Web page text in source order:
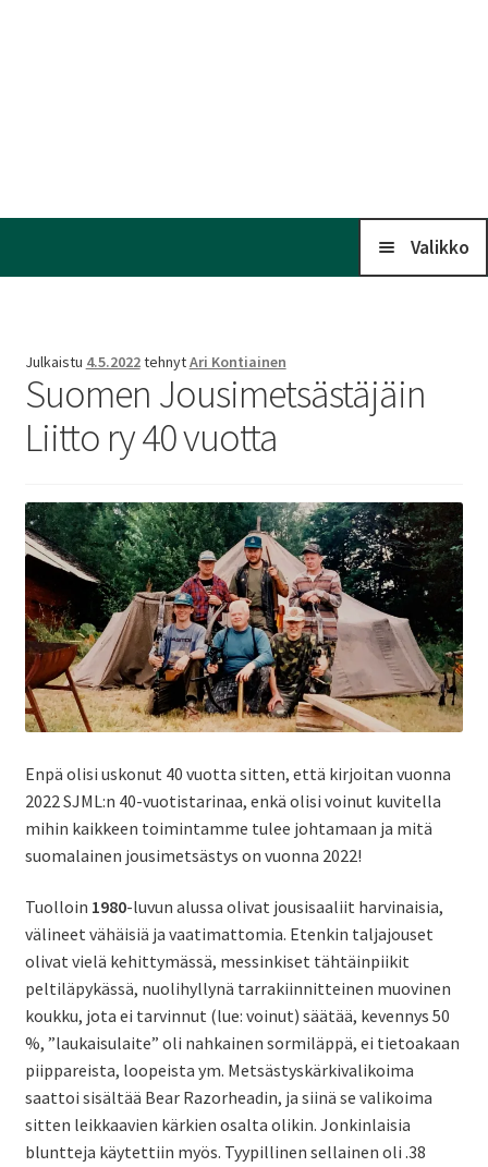
Valikko
Kalenteri
Metsästys
Materiaali
Forum
Linkit
Jäsenyys
Palaute
SV
EN
Julkaistu 4.5.2022tehnytAri Kontiainen
Suomen Jousimetsästäjäin
Liitto ry 40 vuotta
Enpä olisi uskonut 40 vuotta sitten, että kirjoitan vuonna
2022 SJML:n 40-vuotistarinaa, enkä olisi voinut kuvitella
mihin kaikkeen toimintamme tulee johtamaan ja mitä
suomalainen jousimetsästys on vuonna 2022!
Tuolloin 1980-luvun alussa olivat jousisaaliit harvinaisia,
välineet vähäisiä ja vaatimattomia. Etenkin taljajouset
olivat vielä kehittymässä, messinkiset tähtäinpiikit
peltiläpykässä, nuolihyllynä tarrakiinnitteinen muovinen
koukku, jota ei tarvinnut (lue: voinut) säätää, kevennys 50
%, ”laukaisulaite” oli nahkainen sormiläppä, ei tietoakaan
piippareista, loopeista ym. Metsästyskärkivalikoima
saattoi sisältää Bear Razorheadin, ja siinä se valikoima
sitten leikkaavien kärkien osalta olikin. Jonkinlaisia
bluntteja käytettiin myös. Tyypillinen sellainen oli .38